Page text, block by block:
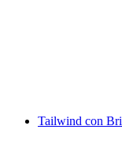
Tailwind con